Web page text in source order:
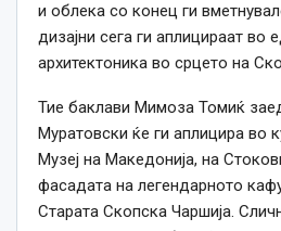
и облека со конец ги
дизајни сега ги аплицираат во
архитектоника во срцето на
Тие баклави Мимоза Томиќ
Муратовски ќе ги аплицира во
Музеј на Македонија, на
фасадата на легендарното
Старата Скопска Чаршија.